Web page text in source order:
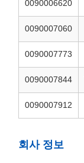
0090006620
0090007060
0090007773
0090007844
0090007912
회사 정보